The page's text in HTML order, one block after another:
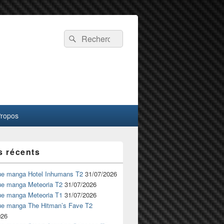
Recherche :
Rechercher
récents
manga Hotel Inhumans T2 31/07/2026
manga Meteoria T2 31/07/2026
manga Meteoria T1 31/07/2026
manga The Hitman’s Fave T2